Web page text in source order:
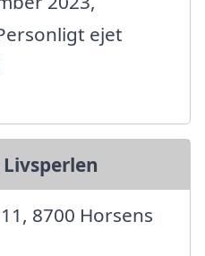
ejet
8700 Horsens